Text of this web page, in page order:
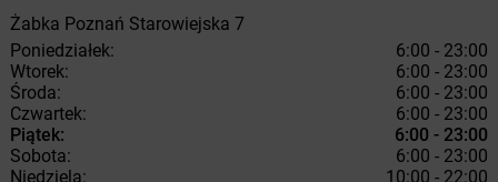
Żabka Poznań Starowiejska 7
Poniedziałek:
6:00 - 23:00
Wtorek:
6:00 - 23:00
Środa:
6:00 - 23:00
Czwartek:
6:00 - 23:00
Piątek:
6:00 - 23:00
Sobota:
6:00 - 23:00
Niedziela:
10:00 - 22:00